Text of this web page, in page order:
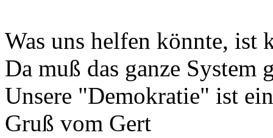
Was uns helfen könnte, ist
Da muß das ganze System
Unsere "Demokratie" ist
Gruß vom Gert